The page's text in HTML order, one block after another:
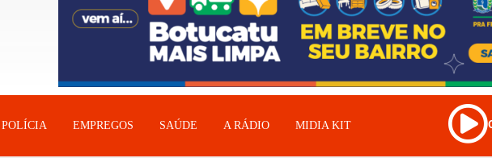
POLÍCIA EMPREGOS SAÚDE A RÁDIO MIDIA KIT